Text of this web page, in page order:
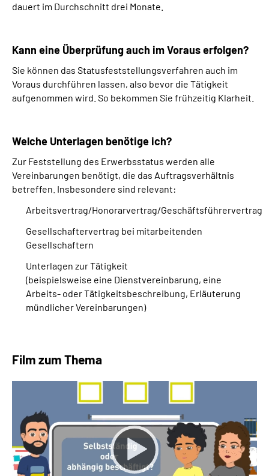
dauert im Durchschnitt drei Monate.
Kann eine Überprüfung auch im Voraus erfolgen?
Sie können das Statusfeststellungsverfahren auch im
Voraus durchführen lassen, also bevor die Tätigkeit
aufgenommen wird. So bekommen Sie frühzeitig Klarheit.
Welche Unterlagen benötige ich?
Zur Feststellung des Erwerbsstatus werden alle
Vereinbarungen benötigt, die das Auftragsverhältnis
betreffen. Insbesondere sind relevant:
Arbeitsvertrag/Honorarvertrag/Geschäftsführervertrag
Gesellschaftervertrag bei mitarbeitenden
Gesellschaftern
Unterlagen zur Tätigkeit
(beispielsweise eine Dienstvereinbarung, eine
Arbeits- oder Tätigkeitsbeschreibung, Erläuterung
mündlicher Vereinbarungen)
Film zum Thema